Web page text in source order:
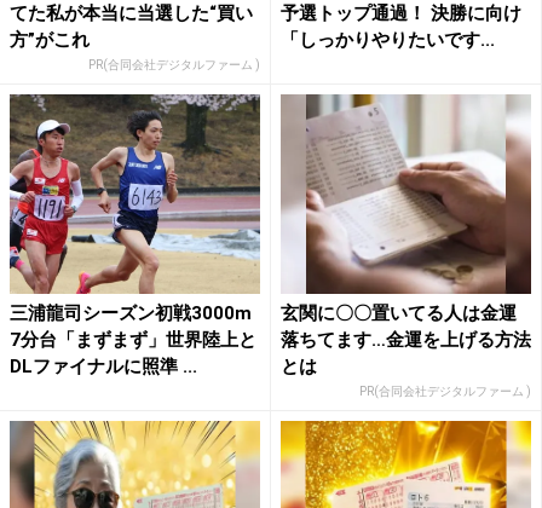
てた私が本当に当選した“買い
方”がこれ
PR(合同会社デジタルファーム )
予選トップ通過！ 決勝に向け
「しっかりやりたいです...
三浦龍司シーズン初戦3000m
7分台「まずまず」世界陸上と
DLファイナルに照準 ...
玄関に〇〇置いてる人は金運
落ちてます…金運を上げる方法
とは
PR(合同会社デジタルファーム )